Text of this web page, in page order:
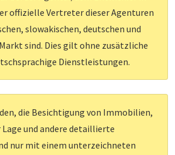
offizielle Vertreter dieser Agenturen
slowakischen, deutschen und
sind. Dies gilt ohne zusätzliche
Dienstleistungen.
die Besichtigung von Immobilien,
und andere detaillierte
nur mit einem unterzeichneten